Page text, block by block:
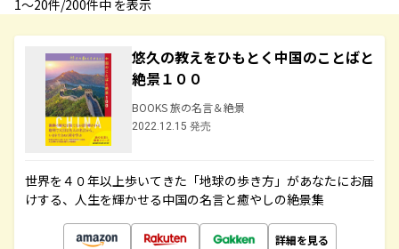
1〜20件/200件中 を表示
悠久の教えをひもとく中国のことばと
絶景１００
BOOKS 旅の名言＆絶景
2022.12.15 発売
世界を４０年以上歩いてきた「地球の歩き方」があなたにお届
けする、人生を輝かせる中国の名言と癒やしの絶景集
詳細を見る